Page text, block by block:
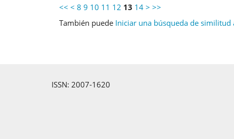
<< < 8 9 10 11 12 13 14 > >>
También puede Iniciar una búsqueda de similitud
ISSN: 2007-1620